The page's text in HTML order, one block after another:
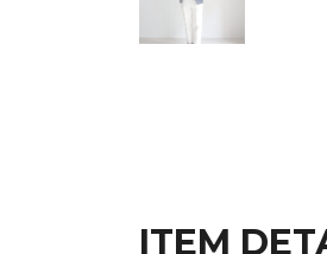
ITEM